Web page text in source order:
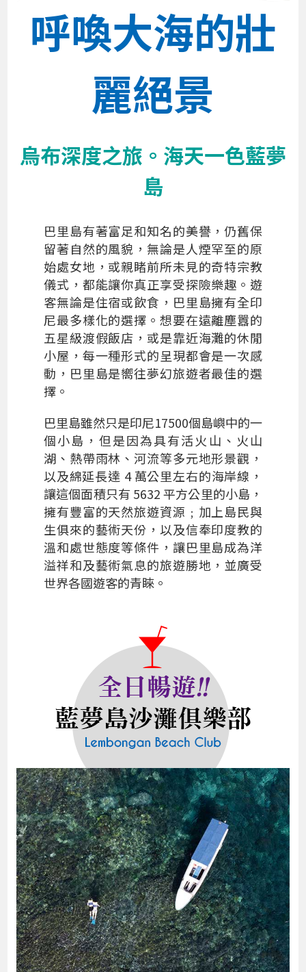
呼喚大海的壯
麗絕景
烏布深度之旅。海天一色藍夢
島
巴里島有著富足和知名的美譽，仍舊保
留著自然的風貌，無論是人煙罕至的原
始處女地，或親睹前所未見的奇特宗教
儀式，都能讓你真正享受探險樂趣。遊
客無論是住宿或飲食，巴里島擁有全印
尼最多樣化的選擇。想要在遠離塵囂的
五星級渡假飯店，或是靠近海灘的休閒
小屋，每一種形式的呈現都會是一次感
動，巴里島是嚮往夢幻旅遊者最佳的選
擇。
巴里島雖然只是印尼17500個島嶼中的一
個小島，但是因為具有活火山、火山
湖、熱帶雨林、河流等多元地形景觀，
以及綿延長達 4 萬公里左右的海岸線，
讓這個面積只有 5632 平方公里的小島，
擁有豐富的天然旅遊資源﹔加上島民與
生俱來的藝術天份，以及信奉印度教的
溫和處世態度等條件，讓巴里島成為洋
溢祥和及藝術氣息的旅遊勝地，並廣受
世界各國遊客的青睞。